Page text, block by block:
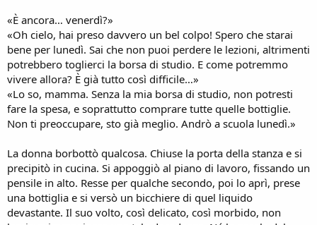
«È ancora… venerdì?»
«Oh cielo, hai preso davvero un bel colpo! Spero che starai
bene per lunedì. Sai che non puoi perdere le lezioni, altrimenti
potrebbero toglierci la borsa di studio. E come potremmo
vivere allora? È già tutto così difficile…»
«Lo so, mamma. Senza la mia borsa di studio, non potresti
fare la spesa, e soprattutto comprare tutte quelle bottiglie.
Non ti preoccupare, sto già meglio. Andrò a scuola lunedì.»
La donna borbottò qualcosa. Chiuse la porta della stanza e si
precipitò in cucina. Si appoggiò al piano di lavoro, fissando un
pensile in alto. Resse per qualche secondo, poi lo aprì, prese
una bottiglia e si versò un bicchiere di quel liquido
devastante. Il suo volto, così delicato, così morbido, non